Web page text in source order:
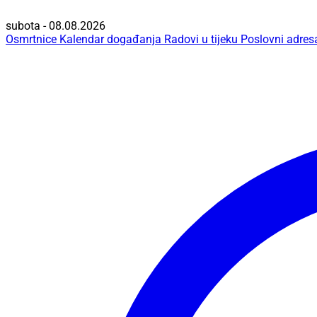
subota - 08.08.2026
Osmrtnice Kalendar događanja Radovi u tijeku Poslovni